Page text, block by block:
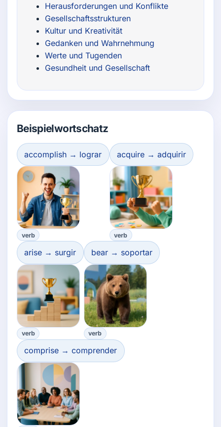
Herausforderungen und Konflikte
Gesellschaftsstrukturen
Kultur und Kreativität
Gedanken und Wahrnehmung
Werte und Tugenden
Gesundheit und Gesellschaft
Beispielwortschatz
accomplish → lograr
verb
acquire → adquirir
verb
arise → surgir
verb
bear → soportar
verb
comprise → comprender